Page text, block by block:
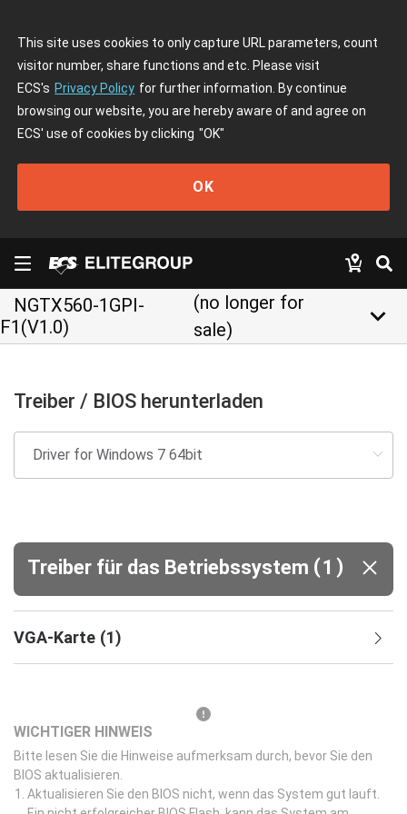
This site uses cookies to only capture URL parameters, count
visitor number, share functions and etc. Please visit
ECS's Privacy Policy for further information. By continue
browsing our website, you are hereby aware of and agree on
ECS' use of cookies by clicking "OK"
OK
NGTX560-1GPI-
F1(V1.0)
(no longer for
sale)
keyboard_arrow_down
Treiber / BIOS herunterladen
Treiber für das Betriebssystem (1 )
VGA-Karte (1)
WICHTIGER HINWEIS
Bitte lesen Sie die Hinweise aufmerksam durch, bevor Sie den
BIOS aktualisieren.
Aktualisieren Sie den BIOS nicht, wenn das System gut lauft.